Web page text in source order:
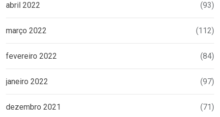
abril 2022 (93)
março 2022 (112)
fevereiro 2022 (84)
janeiro 2022 (97)
dezembro 2021 (71)